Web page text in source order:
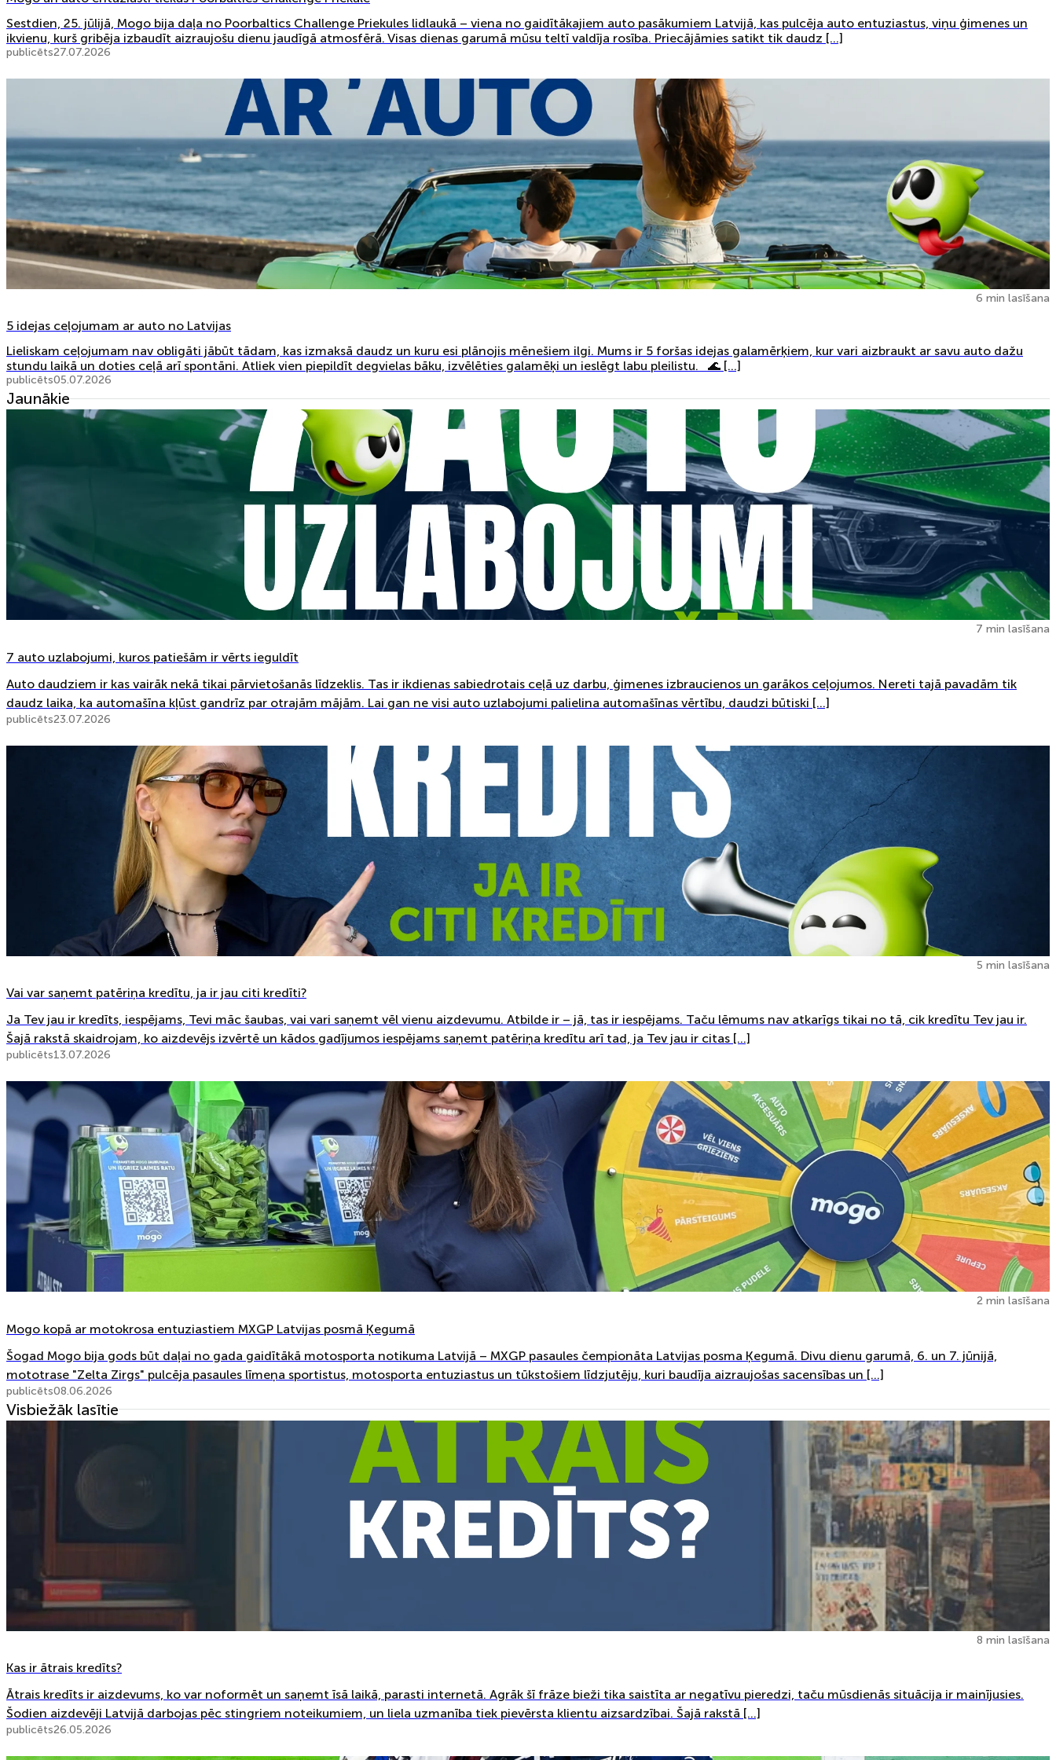
Sestdien, 25. jūlijā, Mogo bija daļa no Poorbaltics Challenge Priekules lidlaukā – viena no gaidītākajiem auto pasākumiem Latvijā, kas pulcēja auto entuziastus, viņu ģimenes un
ikvienu, kurš gribēja izbaudīt aizraujošu dienu jaudīgā atmosfērā. Visas dienas garumā mūsu teltī valdīja rosība. Priecājāmies satikt tik daudz […]
publicēts27.07.2026
6 min lasīšana
5 idejas ceļojumam ar auto no Latvijas
Lieliskam ceļojumam nav obligāti jābūt tādam, kas izmaksā daudz un kuru esi plānojis mēnešiem ilgi. Mums ir 5 foršas idejas galamērķiem, kur vari aizbraukt ar savu auto dažu
stundu laikā un doties ceļā arī spontāni. Atliek vien piepildīt degvielas bāku, izvēlēties galamēķi un ieslēgt labu pleilistu. 🌊 […]
publicēts05.07.2026
Jaunākie
7 min lasīšana
7 auto uzlabojumi, kuros patiešām ir vērts ieguldīt
Auto daudziem ir kas vairāk nekā tikai pārvietošanās līdzeklis. Tas ir ikdienas sabiedrotais ceļā uz darbu, ģimenes izbraucienos un garākos ceļojumos. Nereti tajā pavadām tik
daudz laika, ka automašīna kļūst gandrīz par otrajām mājām. Lai gan ne visi auto uzlabojumi palielina automašīnas vērtību, daudzi būtiski […]
publicēts23.07.2026
5 min lasīšana
Vai var saņemt patēriņa kredītu, ja ir jau citi kredīti?
Ja Tev jau ir kredīts, iespējams, Tevi māc šaubas, vai vari saņemt vēl vienu aizdevumu. Atbilde ir – jā, tas ir iespējams. Taču lēmums nav atkarīgs tikai no tā, cik kredītu Tev jau ir.
Šajā rakstā skaidrojam, ko aizdevējs izvērtē un kādos gadījumos iespējams saņemt patēriņa kredītu arī tad, ja Tev jau ir citas […]
publicēts13.07.2026
2 min lasīšana
Mogo kopā ar motokrosa entuziastiem MXGP Latvijas posmā Ķegumā
Šogad Mogo bija gods būt daļai no gada gaidītākā motosporta notikuma Latvijā – MXGP pasaules čempionāta Latvijas posma Ķegumā. Divu dienu garumā, 6. un 7. jūnijā,
mototrase "Zelta Zirgs" pulcēja pasaules līmeņa sportistus, motosporta entuziastus un tūkstošiem līdzjutēju, kuri baudīja aizraujošas sacensības un […]
publicēts08.06.2026
Visbiežāk lasītie
8 min lasīšana
Kas ir ātrais kredīts?
Ātrais kredīts ir aizdevums, ko var noformēt un saņemt īsā laikā, parasti internetā. Agrāk šī frāze bieži tika saistīta ar negatīvu pieredzi, taču mūsdienās situācija ir mainījusies.
Šodien aizdevēji Latvijā darbojas pēc stingriem noteikumiem, un liela uzmanība tiek pievērsta klientu aizsardzībai. Šajā rakstā […]
publicēts26.05.2026